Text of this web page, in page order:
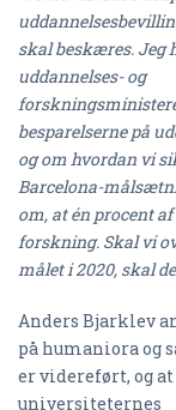
skal beskæres. Jeg
uddannelses- og
besparelserne på
og om hvordan vi
Barcelona-
om, at én procent
forskning. Skal vi
målet i 2020, skal
Anders Bjarklev
på humaniora og
er videreført, og
universiteternes